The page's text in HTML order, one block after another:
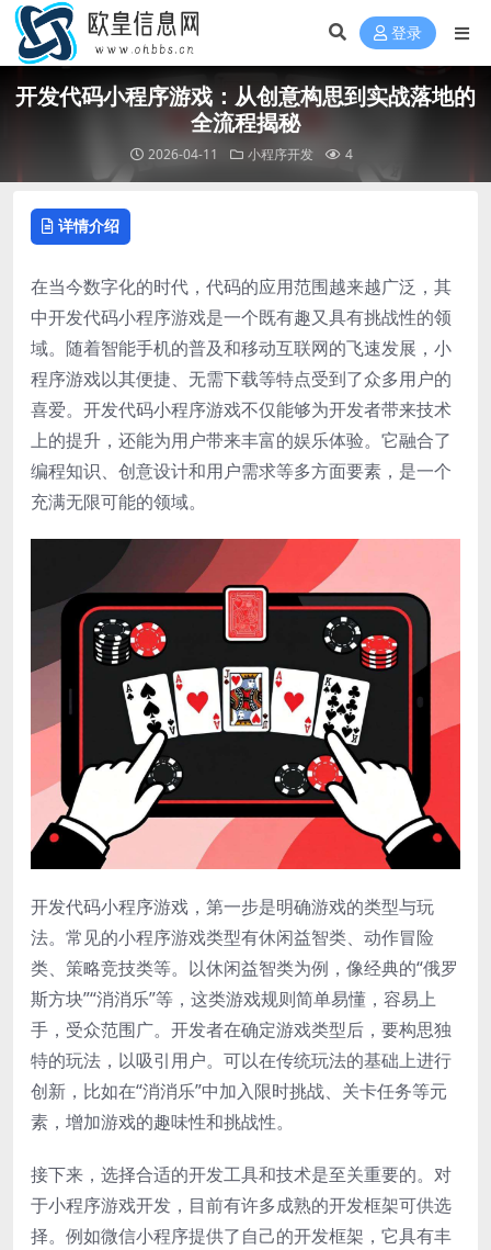
登录
开发代码小程序游戏：从创意构思到实战落地的
全流程揭秘
2026-04-11 小程序开发 4
详情介绍
在当今数字化的时代，代码的应用范围越来越广泛，其
中开发代码小程序游戏是一个既有趣又具有挑战性的领
域。随着智能手机的普及和移动互联网的飞速发展，小
程序游戏以其便捷、无需下载等特点受到了众多用户的
喜爱。开发代码小程序游戏不仅能够为开发者带来技术
上的提升，还能为用户带来丰富的娱乐体验。它融合了
编程知识、创意设计和用户需求等多方面要素，是一个
充满无限可能的领域。
开发代码小程序游戏，第一步是明确游戏的类型与玩
法。常见的小程序游戏类型有休闲益智类、动作冒险
类、策略竞技类等。以休闲益智类为例，像经典的“俄罗
斯方块”“消消乐”等，这类游戏规则简单易懂，容易上
手，受众范围广。开发者在确定游戏类型后，要构思独
特的玩法，以吸引用户。可以在传统玩法的基础上进行
创新，比如在“消消乐”中加入限时挑战、关卡任务等元
素，增加游戏的趣味性和挑战性。
接下来，选择合适的开发工具和技术是至关重要的。对
于小程序游戏开发，目前有许多成熟的开发框架可供选
择。例如微信小程序提供了自己的开发框架，它具有丰